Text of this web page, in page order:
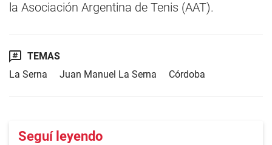
la Asociación Argentina de Tenis (AAT).
TEMAS
La Serna
Juan Manuel La Serna Córdoba
Seguí leyendo